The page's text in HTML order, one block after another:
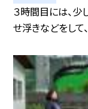
３時間目には、少
せ浮きなどをして